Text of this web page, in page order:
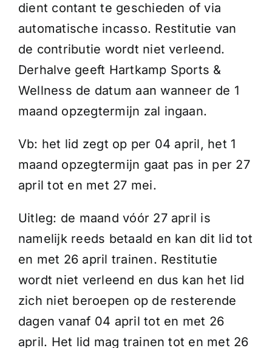
dient contant te geschieden of via
automatische incasso. Restitutie van
de contributie wordt niet verleend.
Derhalve geeft Hartkamp Sports &
Wellness de datum aan wanneer de 1
maand opzegtermijn zal ingaan.
Vb: het lid zegt op per 04 april, het 1
maand opzegtermijn gaat pas in per 27
april tot en met 27 mei.
Uitleg: de maand vóór 27 april is
namelijk reeds betaald en kan dit lid tot
en met 26 april trainen. Restitutie
wordt niet verleend en dus kan het lid
zich niet beroepen op de resterende
dagen vanaf 04 april tot en met 26
april. Het lid mag trainen tot en met 26